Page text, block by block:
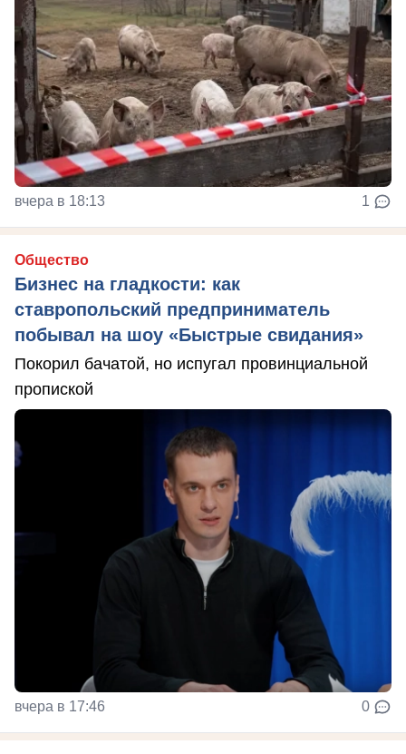
вчера в 18:13 1
Общество
Бизнес на гладкости: как
ставропольский предприниматель
побывал на шоу «Быстрые свидания»
Покорил бачатой, но испугал провинциальной
пропиской
вчера в 17:46 0